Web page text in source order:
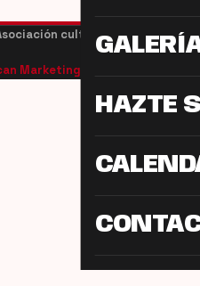
HAZTE
cultural juvenil de
Marketing